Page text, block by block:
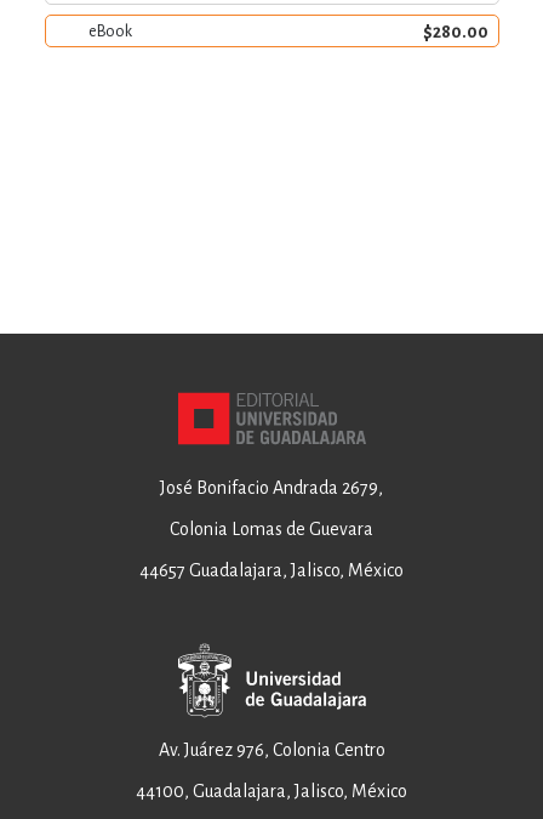
eBook $280.00
José Bonifacio Andrada 2679,
Colonia Lomas de Guevara
44657 Guadalajara, Jalisco, México
Av. Juárez 976, Colonia Centro
44100, Guadalajara, Jalisco, México